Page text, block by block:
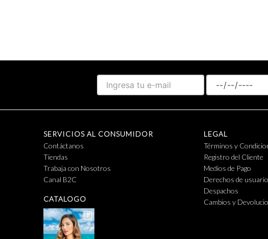
SERVICIOS AL CONSUMIDOR
Contáctanos
Tiendas
Trabaja con Nosotros
Canal B2C
CATALOGO
LEGAL
Términos y
Registro del Cliente
Medios de Pago
Derechos de usuario
Despachos
Cambios y